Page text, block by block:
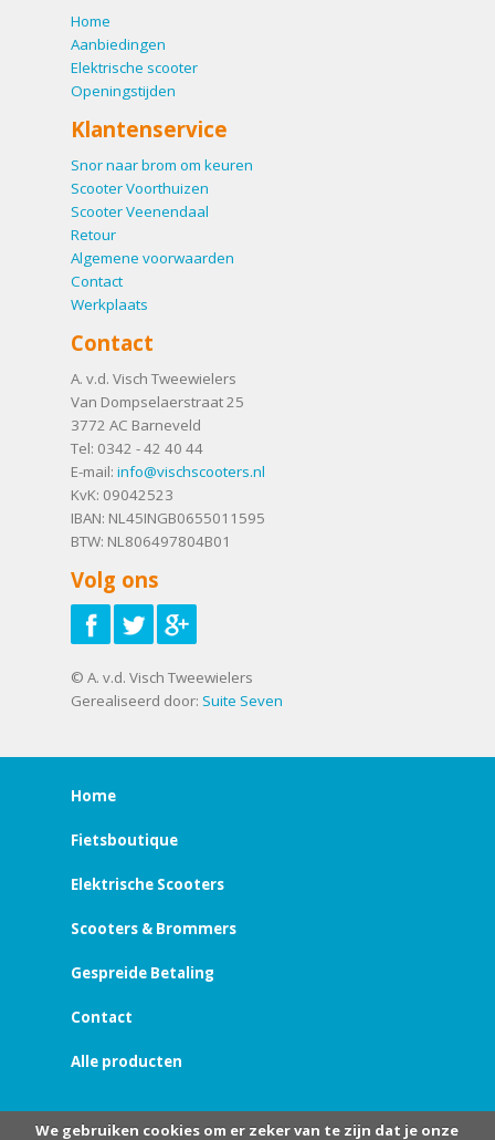
Home
Aanbiedingen
Elektrische scooter
Openingstijden
Klantenservice
Snor naar brom om keuren
Scooter Voorthuizen
Scooter Veenendaal
Retour
Algemene voorwaarden
Contact
Werkplaats
Contact
A. v.d. Visch Tweewielers
Van Dompselaerstraat 25
3772 AC Barneveld
Tel: 0342 - 42 40 44
E-mail: info@vischscooters.nl
KvK: 09042523
IBAN: NL45INGB0655011595
BTW: NL806497804B01
Volg ons
© A. v.d. Visch Tweewielers
Gerealiseerd door: Suite Seven
Home
Fietsboutique
Elektrische Scooters
Scooters & Brommers
Gespreide Betaling
Contact
Alle producten
We gebruiken cookies om er zeker van te zijn dat je onze